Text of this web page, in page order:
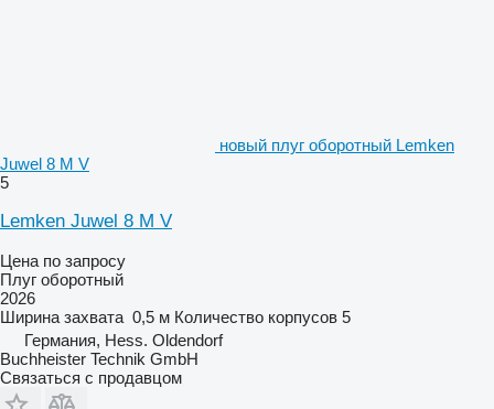
новый плуг оборотный Lemken
Juwel 8 M V
5
Lemken Juwel 8 M V
Цена по запросу
Плуг оборотный
2026
Ширина захвата 0,5 м Количество корпусов 5
Германия, Hess. Oldendorf
Buchheister Technik GmbH
Связаться с продавцом